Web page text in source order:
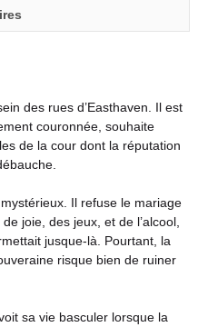
des rues d’Easthaven. Il est
couronnée, souhaite
de la cour dont la réputation
Il refuse le mariage
joie, des jeux, et de l’alcool,
jusque-là. Pourtant, la
risque bien de ruiner
sa vie basculer lorsque la